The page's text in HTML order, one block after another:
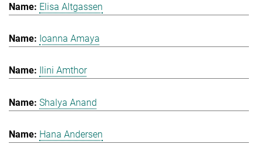
Elisa Altgassen
Ioanna Amaya
Ilini Amthor
Shalya Anand
Hana Andersen